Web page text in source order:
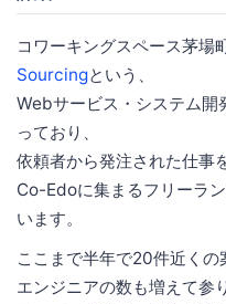
コワーキングスペース茅場
Sourcingという、
Webサービス・システム
っており、
依頼者から発注された仕事
Co-Edoに集まるフリーラ
います。
ここまで半年で20件近く
エンジニアの数も増えて参